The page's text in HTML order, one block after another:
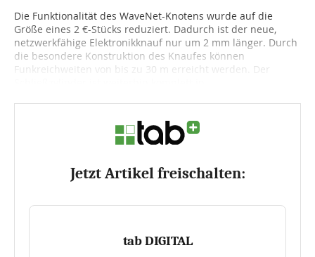
Die Funktionalität des WaveNet-Knotens wurde auf die
Größe eines 2 €-Stücks reduziert. Dadurch ist der neue,
netzwerkfähige Elektronikknauf nur um 2 mm länger. Durch
die besondere Konstruktion des Knaufes können
Funkreichweiten von bis zu
30 m erreicht werden. Der
Jetzt Artikel freischalten:
tab DIGITAL